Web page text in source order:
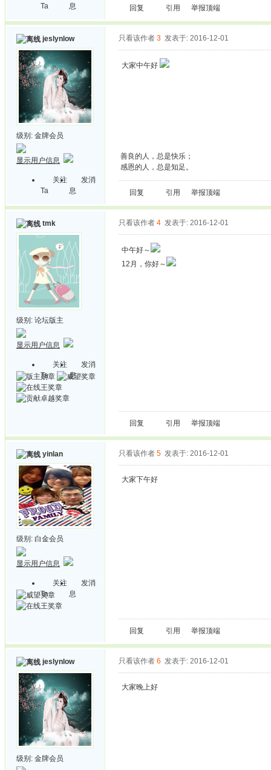
Ta
息
回复 引用 举报顶端
jeslynlow
级别: 金牌会员
显示用户信息
关注
Ta
发消
息
只看该作者 3 发表于: 2016-12-01
大家中午好
善良的人，总是快乐；
感恩的人，总是知足。
回复 引用 举报顶端
tmk
级别: 论坛版主
显示用户信息
关注
Ta
发消
息
只看该作者 4 发表于: 2016-12-01
中午好～
12月，你好～
回复 引用 举报顶端
yinlan
级别: 白金会员
显示用户信息
关注
Ta
发消
息
只看该作者 5 发表于: 2016-12-01
大家下午好
回复 引用 举报顶端
jeslynlow
级别: 金牌会员
只看该作者 6 发表于: 2016-12-01
大家晚上好